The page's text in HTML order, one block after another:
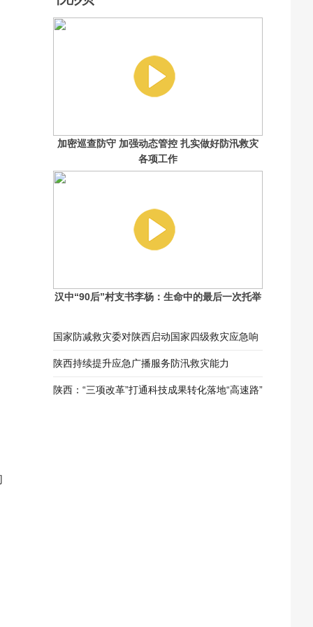
加密巡查防守 加强动态管控 扎实做好防汛救灾
各项工作
汉中“90后”村支书李杨：生命中的最后一次托举
国家防减救灾委对陕西启动国家四级救灾应急响
应
陕西持续提升应急广播服务防汛救灾能力
陕西：“三项改革”打通科技成果转化落地“高速路”